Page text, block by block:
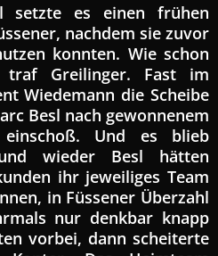
setzte es einen frühen
nachdem sie zuvor
konnten. Wie schon
Greilinger. Fast im
Wiedemann die Scheibe
Besl nach gewonnenem
Und es blieb
wieder Besl hätten
ihr jeweiliges Team
in Füssener Überzahl
nur denkbar knapp
vorbei, dann scheiterte